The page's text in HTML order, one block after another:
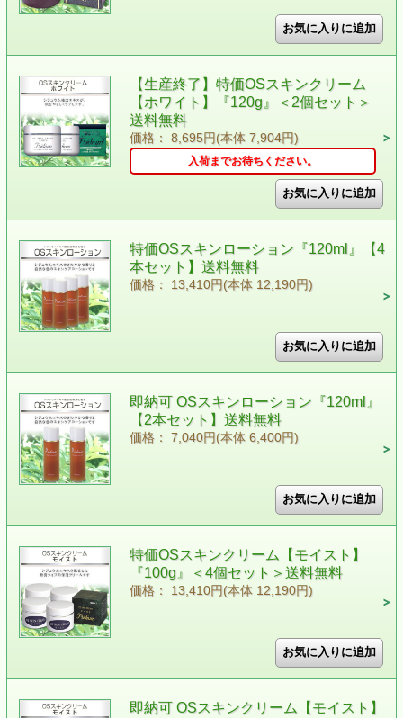
【生産終了】特価OSスキンクリーム
【ホワイト】『120g』＜2個セット＞
送料無料
価格： 8,695円(本体 7,904円)
入荷までお待ちください。
特価OSスキンローション『120ml』【4
本セット】送料無料
価格： 13,410円(本体 12,190円)
即納可 OSスキンローション『120ml』
【2本セット】送料無料
価格： 7,040円(本体 6,400円)
特価OSスキンクリーム【モイスト】
『100g』＜4個セット＞送料無料
価格： 13,410円(本体 12,190円)
即納可 OSスキンクリーム【モイスト】